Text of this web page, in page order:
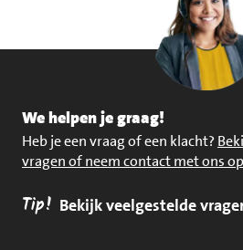
We helpen je graag!
Heb je een vraag of een klacht?
vragen of neem contact met ons op
Tip! Bekijk veelgestelde